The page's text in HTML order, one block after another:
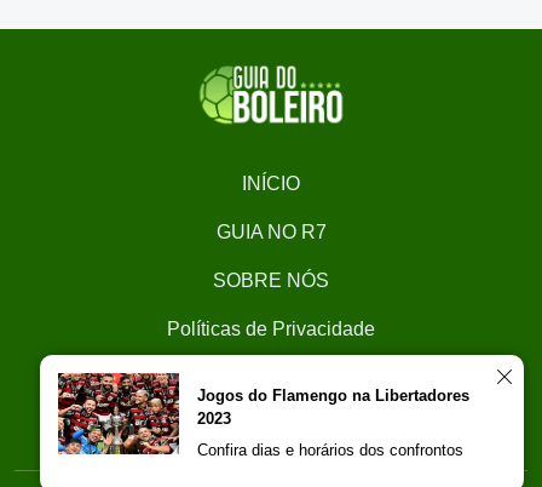
INÍCIO
GUIA NO R7
SOBRE NÓS
Políticas de Privacidade
Trabalhe Conosco
Jogos do Flamengo na Libertadores
2023
Confira dias e horários dos confrontos